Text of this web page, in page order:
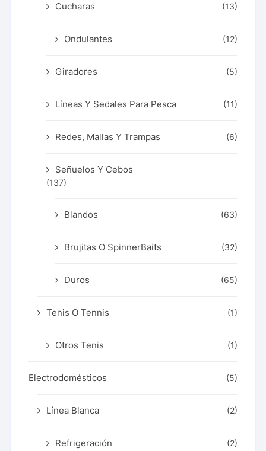
Cucharas (13)
Ondulantes (12)
Giradores (5)
Líneas Y Sedales Para Pesca (11)
Redes, Mallas Y Trampas (6)
Señuelos Y Cebos
(137)
Blandos (63)
Brujitas O SpinnerBaits (32)
Duros (65)
Tenis O Tennis (1)
Otros Tenis (1)
Electrodomésticos (5)
Línea Blanca (2)
Refrigeración (2)